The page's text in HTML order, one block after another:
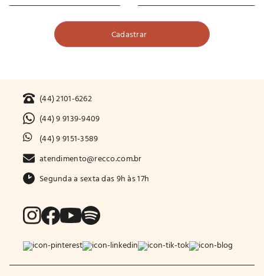
(44) 2101-6262
(44) 9 9139-9409
(44) 9 9151-3589
atendimento@recco.com.br
Segunda a sexta das 9h às 17h